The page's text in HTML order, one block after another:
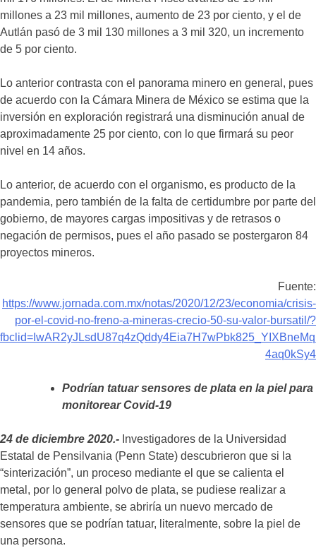
millones a 23 mil millones, aumento de 23 por ciento, y el de
Autlán pasó de 3 mil 130 millones a 3 mil 320, un incremento
de 5 por ciento.
Lo anterior contrasta con el panorama minero en general, pues
de acuerdo con la Cámara Minera de México se estima que la
inversión en exploración registrará una disminución anual de
aproximadamente 25 por ciento, con lo que firmará su peor
nivel en 14 años.
Lo anterior, de acuerdo con el organismo, es producto de la
pandemia, pero también de la falta de certidumbre por parte del
gobierno, de mayores cargas impositivas y de retrasos o
negación de permisos, pues el año pasado se postergaron 84
proyectos mineros.
Fuente:
https://www.jornada.com.mx/notas/2020/12/23/economia/crisis-
por-el-covid-no-freno-a-mineras-crecio-50-su-valor-bursatil/?
4aq0kSy4
Podrían tatuar sensores de plata en la piel para
monitorear Covid-19
24 de diciembre 2020.- Investigadores de la Universidad
Estatal de Pensilvania (Penn State) descubrieron que si la
“sinterización”, un proceso mediante el que se calienta el
metal, por lo general polvo de plata, se pudiese realizar a
temperatura ambiente, se abriría un nuevo mercado de
sensores que se podrían tatuar, literalmente, sobre la piel de
una persona.